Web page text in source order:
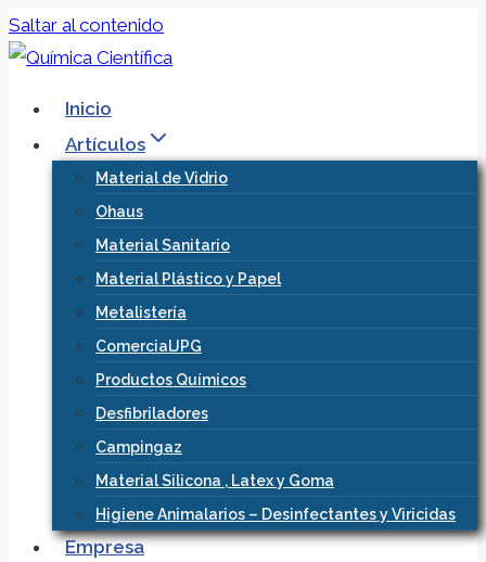
Saltar al contenido
Inicio
Artículos
Material de Vidrio
Ohaus
Material Sanitario
Material Plástico y Papel
Metalistería
ComercialJPG
Productos Químicos
Desfibriladores
Campingaz
Material Silicona , Latex y Goma
Higiene Animalarios – Desinfectantes y Viricidas
Empresa